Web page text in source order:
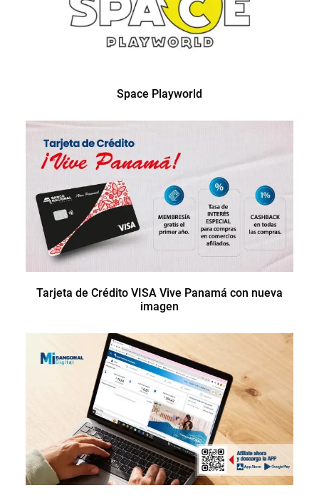
Space Playworld
Tarjeta de Crédito VISA Vive Panamá con nueva
imagen